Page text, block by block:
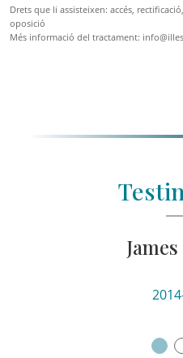
Drets que li assisteixen: accés,
oposició
Més informació del tractament: